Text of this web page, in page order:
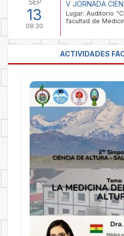
SEP
13
08:30
V JORNADA
Lugar: Auditorio
facultad de
ACTIVIDADES